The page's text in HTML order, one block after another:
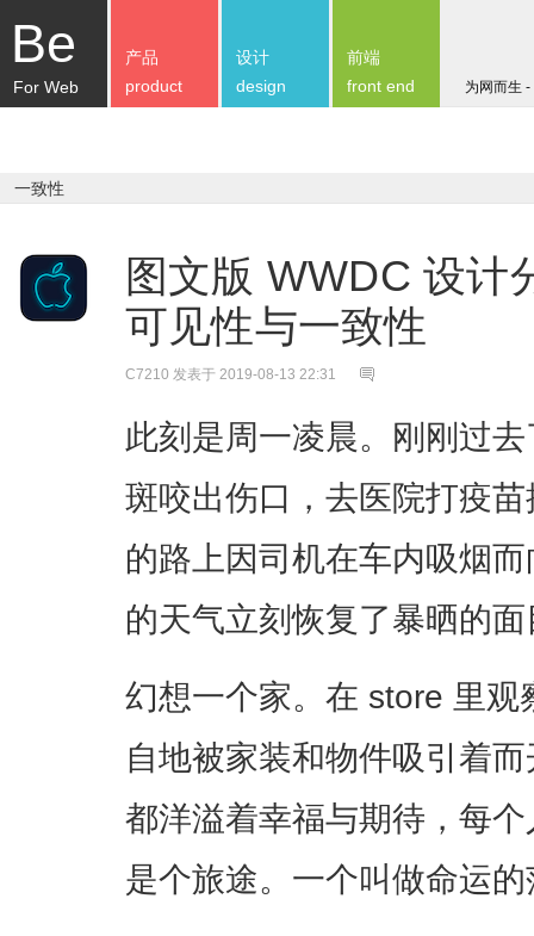
Be
For Web 为网而生
产品
product
设计
design
前端
front end
一致性
图文版 WWDC 设计
可见性与一致性
C7210 发表于 2019-08-13 22:31
此刻是周一凌晨。刚刚过
斑咬出伤口，去医院打疫
的路上因司机在车内吸烟
的天气立刻恢复了暴晒的
幻想一个家。在 store 里
自地被家装和物件吸引着
都洋溢着幸福与期待，每
是个旅途。一个叫做命运